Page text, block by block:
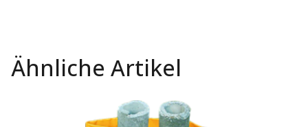
Ähnliche Artikel